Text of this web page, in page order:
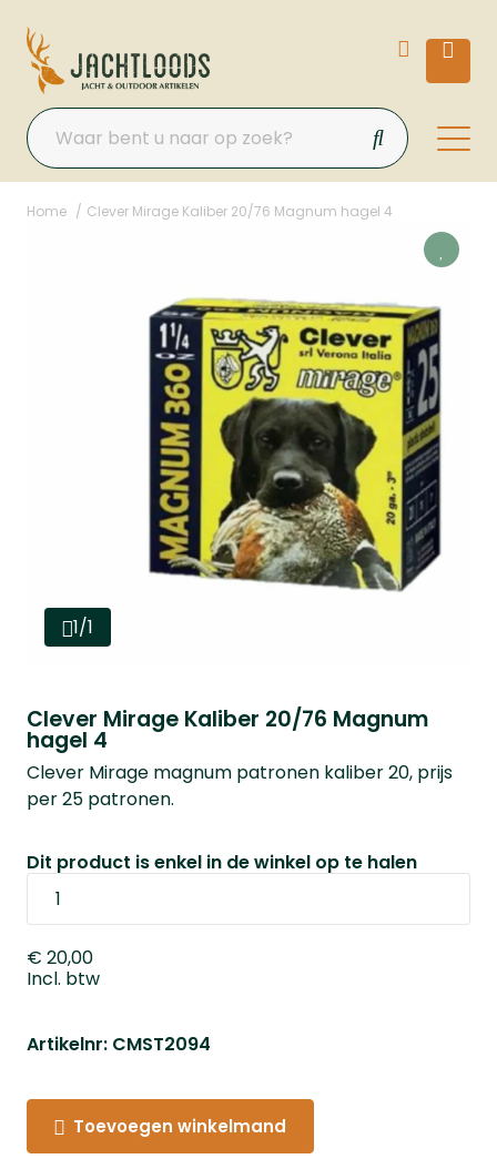
Home Clever Mirage Kaliber 20/76 Magnum hagel 4
1/1
Clever Mirage Kaliber 20/76 Magnum
hagel 4
Clever Mirage magnum patronen kaliber 20, prijs
per 25 patronen.
Dit product is enkel in de winkel op te halen
€ 20,00
Incl. btw
Artikelnr: CMST2094
Toevoegen winkelmand